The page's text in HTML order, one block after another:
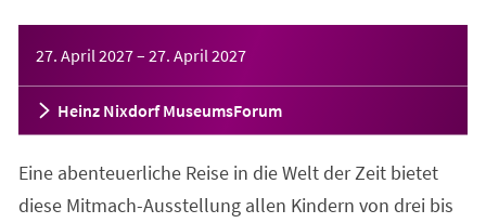
27. April 2027– 27. April 2027
Heinz Nixdorf MuseumsForum
Eine abenteuerliche Reise in die Welt der Zeit bietet
diese Mitmach-Ausstellung allen Kindern von drei bis